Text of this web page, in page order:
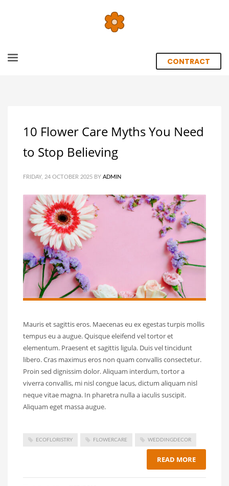
CONTRACT
10 Flower Care Myths You Need
to Stop Believing
FRIDAY, 24 OCTOBER 2025 BY ADMIN
Mauris et sagittis eros. Maecenas eu ex egestas turpis mollis
tempus eu a augue. Quisque eleifend vel tortor et
elementum. Praesent et sagittis ligula. Duis vel tincidunt
libero. Cras maximus eros non quam convallis consectetur.
Proin sed dignissim dolor. Aliquam interdum, tortor a
viverra convallis, mi nisl congue lacus, dictum aliquam nisl
neque vitae magna. In pharetra nulla a iaculis suscipit.
Aliquam eget massa augue.
ECOFLORISTRY FLOWERCARE WEDDINGDECOR
READ MORE